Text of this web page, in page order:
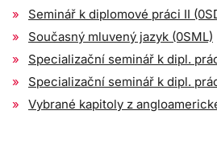
Seminář k diplomové práci II
Současný mluvený jazyk (0SML)
Specializační seminář k dipl.
Specializační seminář k dipl.
Vybrané kapitoly z